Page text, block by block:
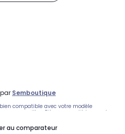
Semboutique
compatible avec votre modèle
conseiller. .Pièce compatible avec les
au comparateur